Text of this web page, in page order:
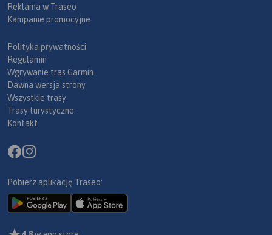
Reklama w Traseo
Kampanie promocyjne
Polityka prywatności
Regulamin
Wgrywanie tras Garmin
Dawna wersja strony
Wszystkie trasy
Trasy turystyczne
Kontakt
Pobierz aplikację Traseo: